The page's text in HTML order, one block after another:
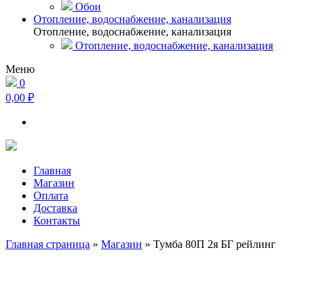
Обои
Отопление, водоснабжение, канализация
Отопление, водоснабжение, канализация
Отопление, водоснабжение, канализация
Меню
0
0,00 ₽
Главная
Магазин
Оплата
Доставка
Контакты
Главная страница » Магазин » Тумба 80П 2я БГ рейлинг